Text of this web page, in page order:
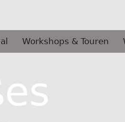
Workshops & Touren